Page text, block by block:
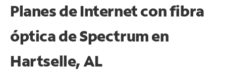
Planes de Internet con fibra
óptica de Spectrum en
Hartselle, AL